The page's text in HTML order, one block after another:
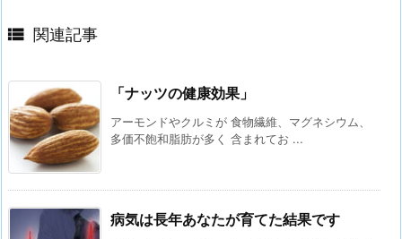
 関連記事
「ナッツの健康効果」
アーモンドやクルミが 食物繊維、マグネシウム、
多価不飽和脂肪が多く 含まれてお ...
病気は長年あなたが育てた結果です